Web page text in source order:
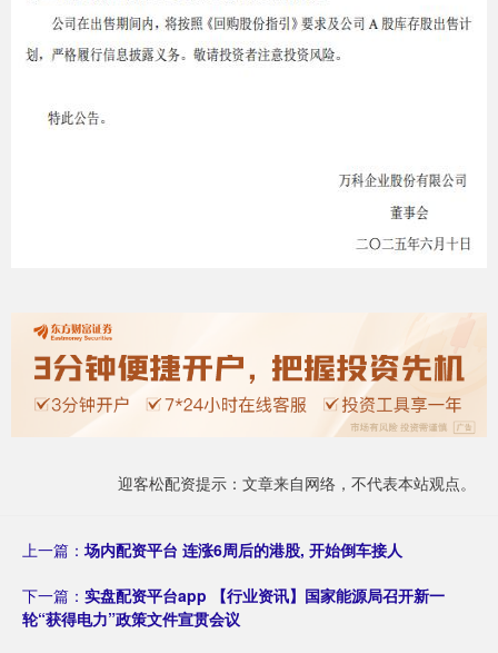
迎客松配资提示：文章来自网络，不代表本站观点。
上一篇：场内配资平台 连涨6周后的港股, 开始倒车接人
下一篇： 实盘配资平台app 【行业资讯】国家能源局召开新一
轮“获得电力”政策文件宣贯会议